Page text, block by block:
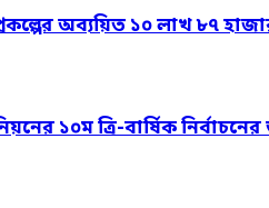
অব্যয়িত ১০ লাখ ৮৭
১০ম ত্রি-বার্ষিক